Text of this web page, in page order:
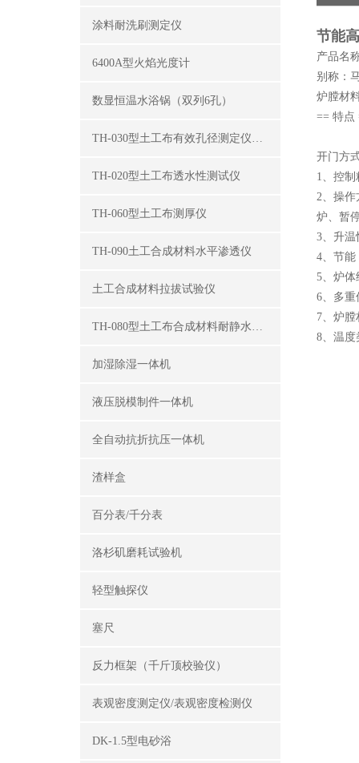
涂料耐洗刷测定仪
6400A型火焰光度计
数显恒温水浴锅（双列6孔）
TH-030型土工布有效孔径测定仪（湿筛法）
TH-020型土工布透水性测试仪
TH-060型土工布测厚仪
TH-090土工合成材料水平渗透仪
土工合成材料拉拔试验仪
TH-080型土工布合成材料耐静水压测定仪
加湿除湿一体机
液压脱模制件一体机
全自动抗折抗压一体机
渣样盒
百分表/千分表
洛杉矶磨耗试验机
轻型触探仪
塞尺
反力框架（千斤顶校验仪）
表观密度测定仪/表观密度检测仪
DK-1.5型电砂浴
节能
产品名
别称：
炉膛材
== 特点
开门方
1、控
2、操作
炉、暂
3、升
4、节能
5、炉体
6、多重
7、炉
8、温